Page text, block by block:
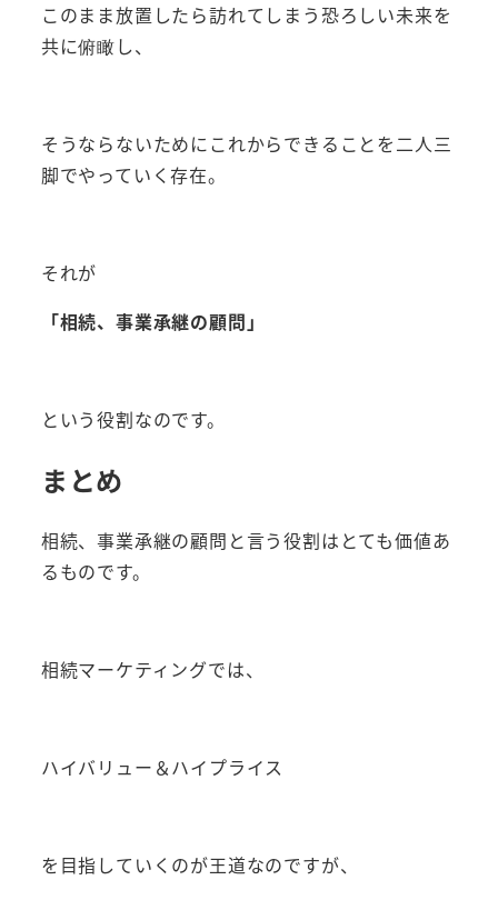
このまま放置したら訪れてしまう恐ろしい未来を
共に俯瞰し、
そうならないためにこれからできることを二人三
脚でやっていく存在。
それが
「相続、事業承継の顧問」
という役割なのです。
まとめ
相続、事業承継の顧問と言う役割はとても価値あ
るものです。
相続マーケティングでは、
ハイバリュー＆ハイプライス
を目指していくのが王道なのですが、